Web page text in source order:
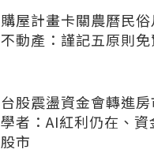
購屋計畫卡關農曆民
不動產：謹記五原則免
台股震盪資金會轉進
學者：AI紅利仍在、資
股市